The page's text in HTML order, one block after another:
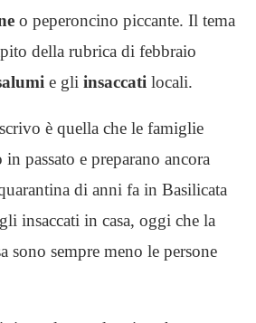
o peperoncino piccante. Il tema
della rubrica di febbraio
e gli insaccati locali.
è quella che le famiglie
passato e preparano ancora
di anni fa in Basilicata
insaccati in casa, oggi che la
sono sempre meno le persone